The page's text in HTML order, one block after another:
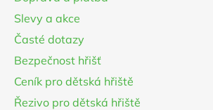
Slevy a akce
Časté dotazy
Bezpečnost hřišť
Ceník pro dětská hřiště
Řezivo pro dětská hřiště